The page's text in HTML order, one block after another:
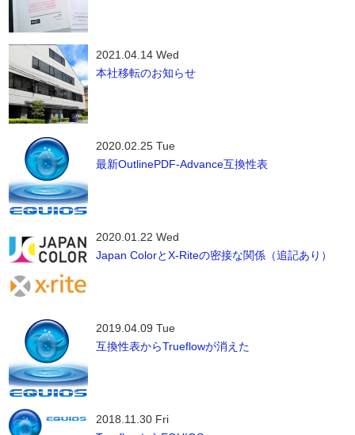
2021.04.14 Wed
本社移転のお知らせ
2020.02.25 Tue
最新OutlinePDF-Advance互換性表
2020.01.22 Wed
Japan ColorとX-Riteの密接な関係（追記あり）
2019.04.09 Tue
互換性表からTrueflowが消えた
2018.11.30 Fri